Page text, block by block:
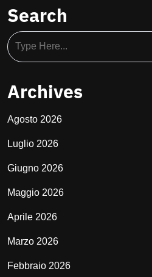
Search
Archives
Agosto 2026
Luglio 2026
Giugno 2026
Maggio 2026
Aprile 2026
Marzo 2026
Febbraio 2026